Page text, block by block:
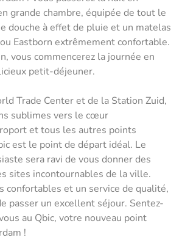
grande chambre, équipée de tout le
douche à effet de pluie et un matelas
Eastborn extrêmement confortable.
vous commencerez la journée en
petit-déjeuner.
Trade Center et de la Station Zuid,
sublimes vers le cœur
et tous les autres points
est le point de départ idéal. Le
sera ravi de vous donner des
sites incontournables de la ville.
confortables et un service de qualité,
passer un excellent séjour. Sentez-
au Qbic, votre nouveau point
!